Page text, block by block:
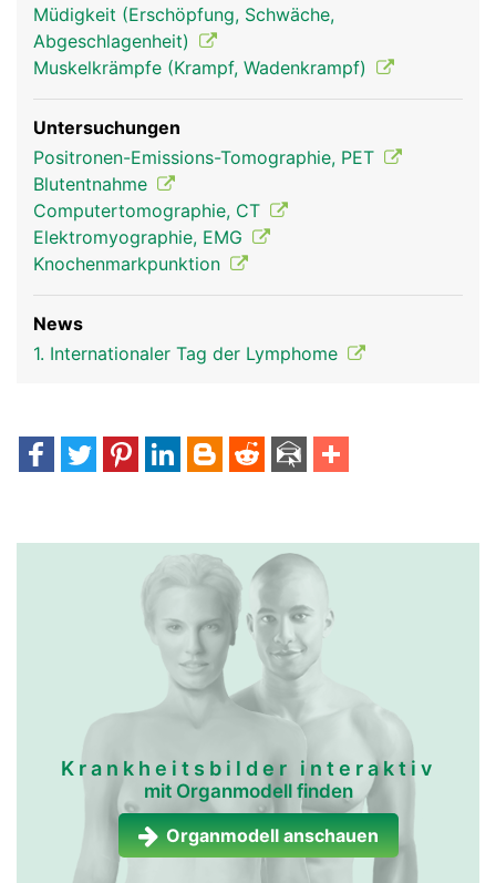
Müdigkeit (Erschöpfung, Schwäche,
Abgeschlagenheit)
Muskelkrämpfe (Krampf, Wadenkrampf)
Untersuchungen
Positronen-Emissions-Tomographie, PET
Blutentnahme
Computertomographie, CT
Elektromyographie, EMG
Knochenmarkpunktion
News
1. Internationaler Tag der Lymphome
Krankheitsbilder interaktiv
mit Organmodell finden
Organmodell anschauen